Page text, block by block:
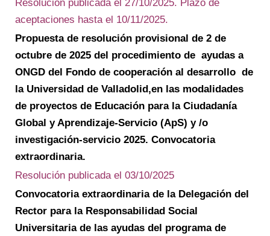
Resolución publicada el 27/10/2025. Plazo de
aceptaciones hasta el 10/11/2025.
Propuesta de resolución provisional de 2 de
octubre de 2025 del procedimiento de ayudas a
ONGD del Fondo de cooperación al desarrollo de
la Universidad de Valladolid,en las modalidades
de proyectos de Educación para la Ciudadanía
Global y Aprendizaje-Servicio (ApS) y /o
investigación-servicio 2025. Convocatoria
extraordinaria.
Resolución publicada el 03/10/2025
Convocatoria extraordinaria de la Delegación del
Rector para la Responsabilidad Social
Universitaria de las ayudas del programa de